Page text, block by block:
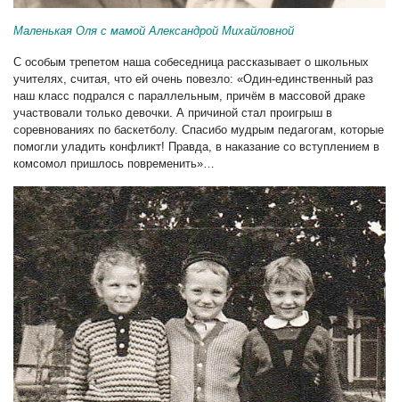
Маленькая Оля с мамой Александрой Михайловной
С особым трепетом наша собеседница рассказывает о школьных
учителях, считая, что ей очень повезло: «Один-единственный раз
наш класс подрался с параллельным, причём в массовой драке
участвовали только девочки. А причиной стал проигрыш в
соревнованиях по баскетболу. Спасибо мудрым педагогам, которые
помогли уладить конфликт! Правда, в наказание со вступлением в
комсомол пришлось повременить»…